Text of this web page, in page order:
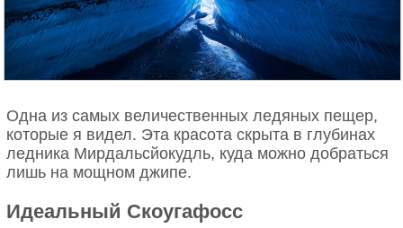
Одна из самых величественных ледяных пещер,
которые я видел. Эта красота скрыта в глубинах
ледника Мирдальсйокудль, куда можно добраться
лишь на мощном джипе.
Идеальный Скоугафосс